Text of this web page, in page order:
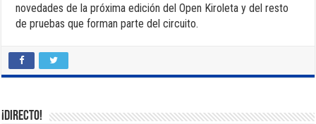
novedades de la próxima edición del Open Kiroleta y del resto
de pruebas que forman parte del circuito.
¡DIRECTO!